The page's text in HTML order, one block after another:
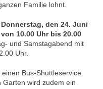
Familie lohnt.
den 24. Juni
10.00 Uhr bis 20.00
und Samstagabend mit
Uhr.
Bus-Shuttleservice.
wird zudem ein